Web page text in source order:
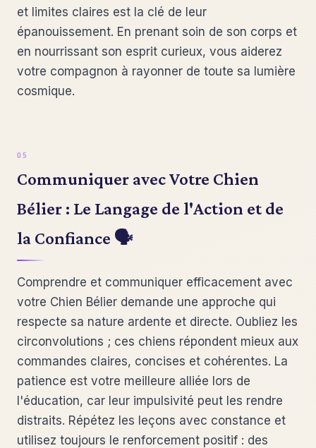
et limites claires est la clé de leur
épanouissement. En prenant soin de son corps et
en nourrissant son esprit curieux, vous aiderez
votre compagnon à rayonner de toute sa lumière
cosmique.
Communiquer avec Votre Chien
Bélier : Le Langage de l'Action et de
la Confiance 🗣️
Comprendre et communiquer efficacement avec
votre Chien Bélier demande une approche qui
respecte sa nature ardente et directe. Oubliez les
circonvolutions ; ces chiens répondent mieux aux
commandes claires, concises et cohérentes. La
patience est votre meilleure alliée lors de
l'éducation, car leur impulsivité peut les rendre
distraits. Répétez les leçons avec constance et
utilisez toujours le renforcement positif : des